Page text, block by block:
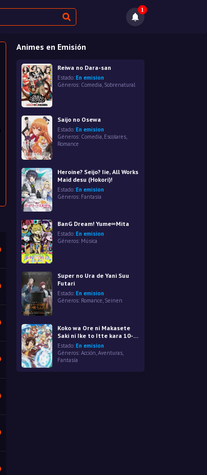
1
Animes en Emisión
Reiwa no Dara-san
Estado: En emision
Géneros: Comedia, Sobrenatural
Saijo no Osewa
Estado: En emision
Géneros: Comedia, Escolares
Romance
Heroine? Seijo? Iie, All Works
Maid desu (Hokori)!
Estado: En emision
Géneros: Fantasía
BanG Dream! Yume∞Mita
Estado: En emision
Géneros: Música
Super no Ura de Yani Suu
Futari
Estado: En emision
Géneros: Romance, Seinen
Koko wa Ore ni Makasete
Saki ni Ike to Itte kara 10-
nen ga Tattara Densetsu ni
Natteita.
Estado: En emision
Géneros: Acción Aventuras
Fantasía